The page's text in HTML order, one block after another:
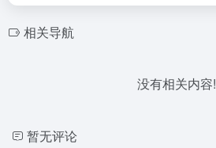
相关导航
没有相关内容!
暂无评论